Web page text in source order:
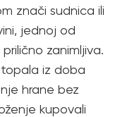
znači sudnica ili
jednoj od
zanimljiva.
iz doba
hrane bez
kupovali